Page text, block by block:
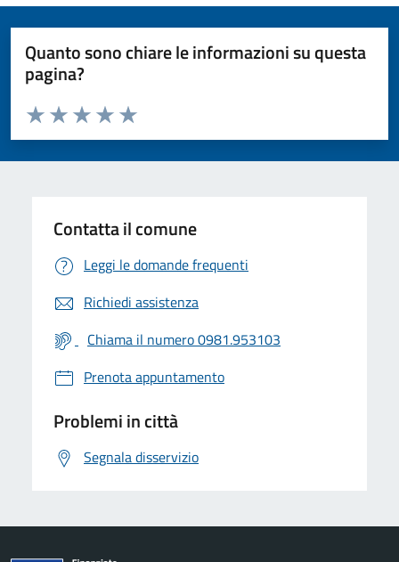
Quanto sono chiare le informazioni su questa
pagina?
Valuta da 1 a 5 stelle la pagina
Valuta 5 stelle su 5
Valuta 4 stelle su 5
Valuta 3 stelle su 5
Valuta 2 stelle su 5
Valuta 1 stelle su 5
Contatta il comune
Leggi le domande frequenti
Richiedi assistenza
Chiama il numero 0981.953103
Prenota appuntamento
Problemi in città
Segnala disservizio